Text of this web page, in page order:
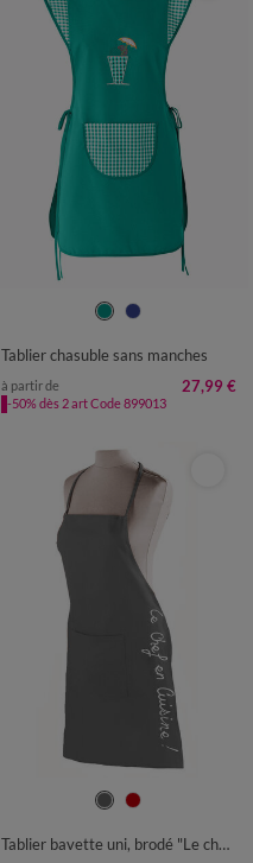
42/44 46/48
Tablier chasuble sans manches
à partir de 27,99 €
-50% dès 2 art Code 899013
TABLIER : 60X84CM
Tablier bavette uni, brodé "Le chef en cuisine"